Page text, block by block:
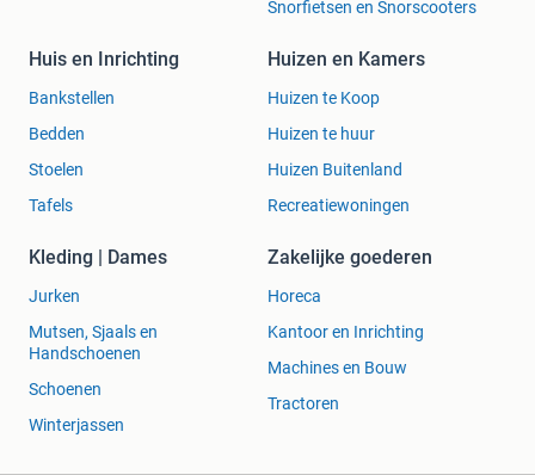
Snorfietsen en Snorscooters
Huis en Inrichting
Bankstellen
Bedden
Stoelen
Tafels
Huizen en Kamers
Huizen te Koop
Huizen te huur
Huizen Buitenland
Recreatiewoningen
Kleding | Dames
Jurken
Mutsen, Sjaals en
Handschoenen
Schoenen
Winterjassen
Zakelijke goederen
Horeca
Kantoor en Inrichting
Machines en Bouw
Tractoren